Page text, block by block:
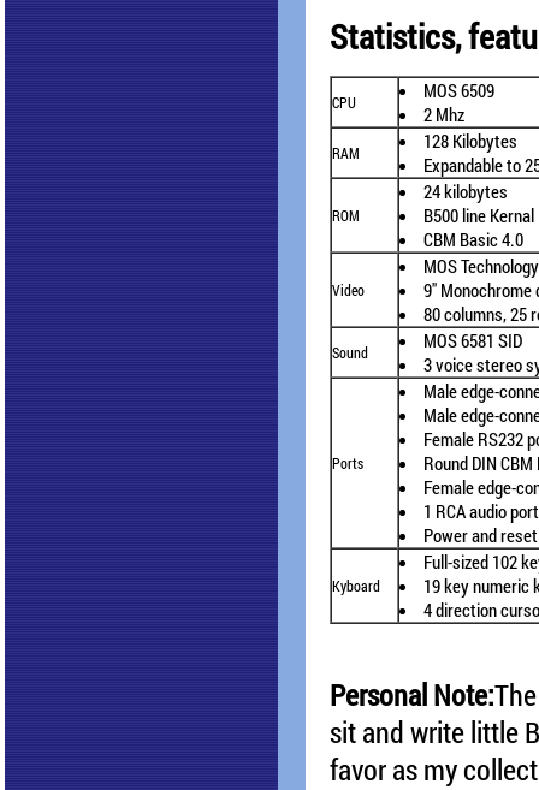
Statistics,
CPU
MOS 6509
2 Mhz
RAM
128 Kilobytes
Expandable to
ROM
24 kilobytes
B500 line Kernal
CBM Basic 4.0
Video
MOS
9" Monochrome
80 columns, 25
Sound
MOS 6581 SID
3 voice stereo
Ports
Male edge-
Male edge-
Female RS232
Round DIN
Female edge-
1 RCA audio port
Power and
Kyboard
Full-sized 102
19 key numeric
4 direction
Personal Note:
sit and write little
favor as my